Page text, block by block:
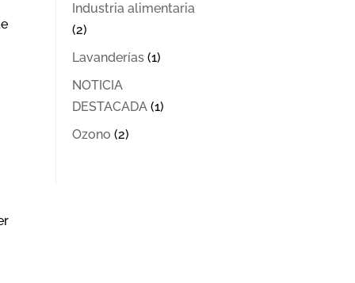
Industria alimentaria
(2)
Lavanderías(1)
NOTICIA
DESTACADA(1)
Ozono (2)